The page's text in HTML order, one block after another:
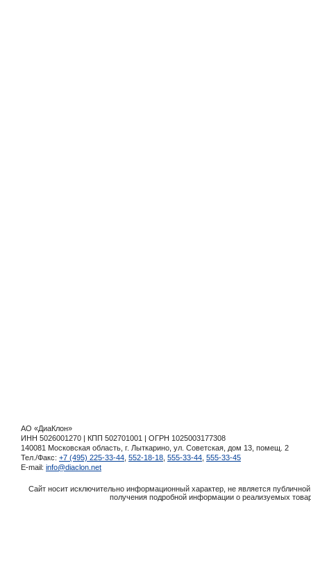
АО «ДиаКлон»
ИНН 5026001270 | КПП 502701001 | ОГРН 1025003177308
140081 Московская область, г. Лыткарино, ул. Советская, дом 13, помещ. 2
Тел./Факс: +7 (495) 225-33-44 552-18-18 555-33-44 555-33-45
E-mail: info@diaclon.net
Сайт носит исключительно информационный характер, не является
получения подробной информации о реализуемых